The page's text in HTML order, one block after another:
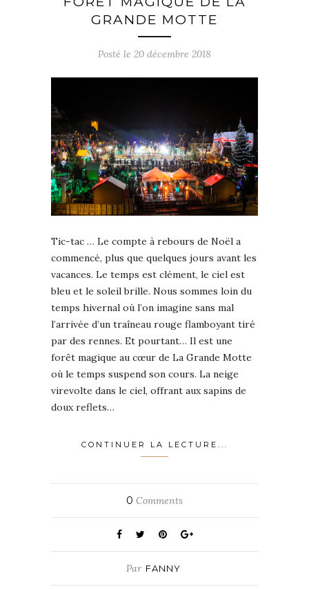
GRANDE MOTTE
Posté le 20 décembre 2018
Tic-tac … Le compte à rebours de Noël a
commencé, plus que quelques jours avant les
vacances. Le temps est clément, le ciel est
bleu et le soleil brille. Nous sommes loin du
temps hivernal où l’on imagine sans mal
l’arrivée d’un traîneau rouge flamboyant tiré
par des rennes. Et pourtant… Il est une
forêt magique au cœur de La Grande Motte
où le temps suspend son cours. La neige
virevolte dans le ciel, offrant aux sapins de
doux reflets…
CONTINUER LA LECTURE...
0 Comments
Par FANNY